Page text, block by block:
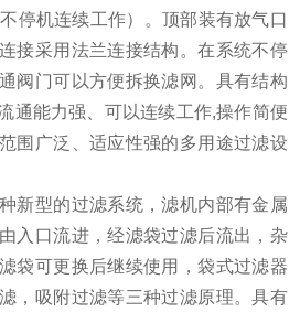
停机连续工作）。顶部装有放气口
接采用法兰连接结构。在系统不停
阀门可以方便拆换滤网。具有结构
通能力强、可以连续工作,操作简便
围广泛、适应性强的多用途过滤设
型的过滤系统，滤机内部有金属
入口流进，经滤袋过滤后流出，杂
袋可更换后继续使用，袋式过滤器
，吸附过滤等三种过滤原理。具有